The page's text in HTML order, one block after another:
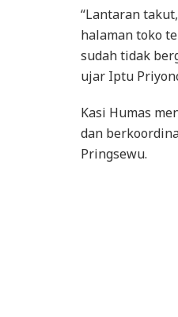
“Lantaran
halaman toko
sudah tidak
ujar Iptu
Kasi Humas
dan
Pringsewu.